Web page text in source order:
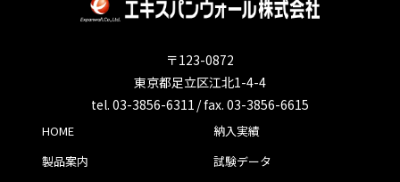
〒123-0872
東京都足立区江北1-4-4
tel. 03-3856-6311 / fax. 03-3856-6615
HOME
製品案内
納入実績
試験データ